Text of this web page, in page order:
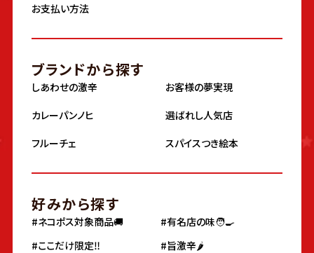
お支払い方法
ブランドから探す
しあわせの激辛
お客様の夢実現
カレーパンノヒ
選ばれし人気店
フルーチェ
スパイスつき絵本
好みから探す
#ネコポス対象商品🚚
#有名店の味🧑‍🍳
#ここだけ限定‼️
#旨激辛🌶